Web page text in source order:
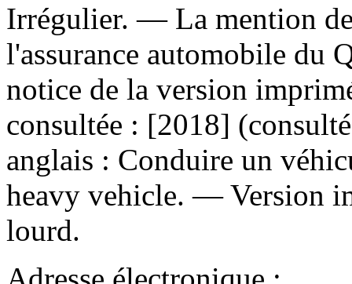
Irrégulier. — La mention
l'assurance automobile du
notice de la version
consultée : [2018]
anglais : Conduire un
heavy vehicle. —Version
lourd.